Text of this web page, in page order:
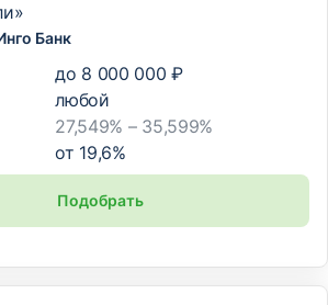
Банк
до 8 000 000 ₽
любой
27,549% – 35,599%
от 19,6%
Подобрать